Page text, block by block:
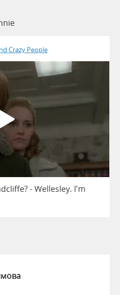
Crazy People
?-Wellesley. I'm